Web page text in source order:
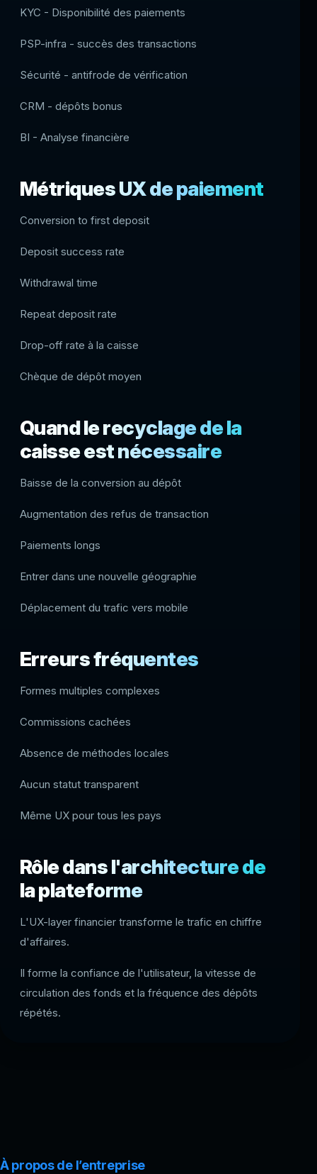
KYC - Disponibilité des paiements
PSP-infra - succès des transactions
Sécurité - antifrode de vérification
CRM - dépôts bonus
BI - Analyse financière
Métriques UX de paiement
Conversion to first deposit
Deposit success rate
Withdrawal time
Repeat deposit rate
Drop-off rate à la caisse
Chèque de dépôt moyen
Quand le recyclage de la
caisse est nécessaire
Baisse de la conversion au dépôt
Augmentation des refus de transaction
Paiements longs
Entrer dans une nouvelle géographie
Déplacement du trafic vers mobile
Erreurs fréquentes
Formes multiples complexes
Commissions cachées
Absence de méthodes locales
Aucun statut transparent
Même UX pour tous les pays
Rôle dans l'architecture de
la plateforme
L'UX-layer financier transforme le trafic en chiffre
d'affaires.
Il forme la confiance de l'utilisateur, la vitesse de
circulation des fonds et la fréquence des dépôts
répétés.
À propos de l’entreprise